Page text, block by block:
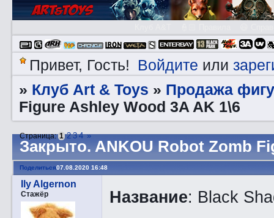
Привет, Гость! Войдите или
» Клуб Art & Toys » Продажа
Figure Ashley Wood 3A AK 1\6
Закрытo. ANKOU Robot Zomb
Страница:1 2 3 4 »
Поделиться07.08.2020 16:48
Ily Algernon
Стажёр Название: Black